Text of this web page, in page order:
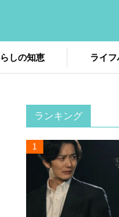
しの知恵 ライフ
ランキング
1